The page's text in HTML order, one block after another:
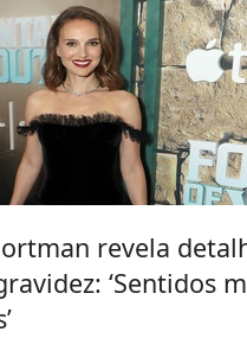
revela
‘Sentidos